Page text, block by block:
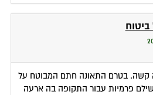
קשה. בטרם התאונה חתם המבוטח על
פרמיות עבור התקופה בה ארעה